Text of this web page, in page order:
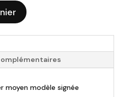
:
€.
moyen modèle signée